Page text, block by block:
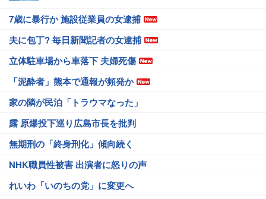
7歳に暴行か 施設従業員の女逮捕
夫に包丁? 毎日新聞記者の女逮捕
立体駐車場から車落下 夫婦死傷
「泥酔者」熊本で通報が頻発か
家の隣が民泊「トラウマなった」
露 原爆投下巡り広島市長を批判
無期刑の「終身刑化」傾向続く
NHK職員性被害 出演者に怒りの声
れいわ「いのちの党」に変更へ